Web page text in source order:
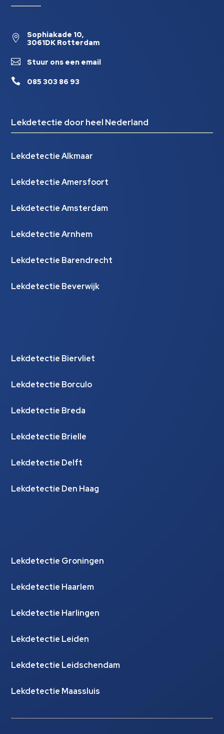

Sophiakade 10,
3061DK Rotterdam
 Stuur ons een email
 085 303 86 93
Lekdetectie door heel Nederland
Lekdetectie Alkmaar
Lekdetectie Amersfoort
Lekdetectie Amsterdam
Lekdetectie Arnhem
Lekdetectie Barendrecht
Lekdetectie Beverwijk
Lekdetectie Biervliet
Lekdetectie Borculo
Lekdetectie Breda
Lekdetectie Brielle
Lekdetectie Delft
Lekdetectie Den Haag
Lekdetectie Groningen
Lekdetectie Haarlem
Lekdetectie Harlingen
Lekdetectie Leiden
Lekdetectie Leidschendam
Lekdetectie Maassluis